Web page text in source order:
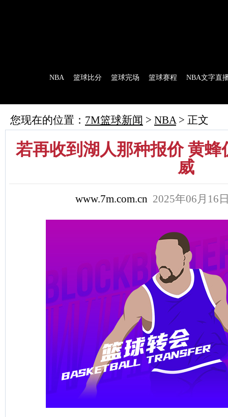
NBA 篮球比分 篮球完场 篮球赛程 NBA文字直
您现在的位置： 7M篮球新闻 > NBA> 正文
若再收到湖人那种报价 黄
威
www.7m.com.cn 2025年06月16